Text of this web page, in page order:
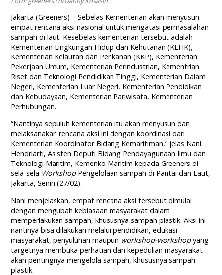
Jakarta (Greeners) – Sebelas Kementerian akan menyusun
empat rencana aksi nasional untuk mengatasi permasalahan
sampah di laut. Kesebelas kementerian tersebut adalah
Kementerian Lingkungan Hidup dan Kehutanan (KLHK),
Kementerian Kelautan dan Perikanan (KKP), Kementerian
Pekerjaan Umum, Kementerian Perindustrian, Kementrian
Riset dan Teknologi Pendidikan Tinggi, Kementerian Dalam
Negeri, Kementerian Luar Negeri, Kementerian Pendidikan
dan Kebudayaan, Kementerian Pariwisata, Kementerian
Perhubungan.
“Nantinya sepuluh kementerian itu akan menyusun dan
melaksanakan rencana aksi ini dengan koordinasi dari
Kementerian Koordinator Bidang Kemaritiman,” jelas Nani
Hendriarti, Asisten Deputi Bidang Pendayagunaan Ilmu dan
Teknologi Maritim, Kemenko Maritim kepada Greeners di
sela-sela WorkshopPengelolaan sampah di Pantai dan Laut,
Jakarta, Senin (27/02).
Nani menjelaskan, empat rencana aksi tersebut dimulai
dengan mengubah kebiasaan masyarakat dalam
memperlakukan sampah, khususnya sampah plastik. Aksi ini
nantinya bisa dilakukan melalui pendidikan, edukasi
masyarakat, penyuluhan maupun workshop-workshopyang
targetnya membuka perhatian dan kepedulian masyarakat
akan pentingnya mengelola sampah, khususnya sampah
plastik.